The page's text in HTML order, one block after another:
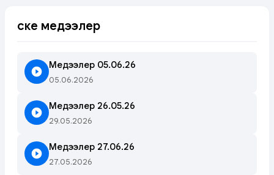
Өске медээлер
Медээлер 05.06.26
05.06.2026
Медээлер 26.05.26
29.05.2026
Медээлер 27.06.26
27.05.2026